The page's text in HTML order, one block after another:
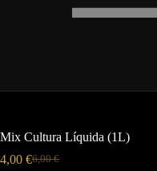
Mix Cultura Líquida (1L)
6,00€
4,00 €